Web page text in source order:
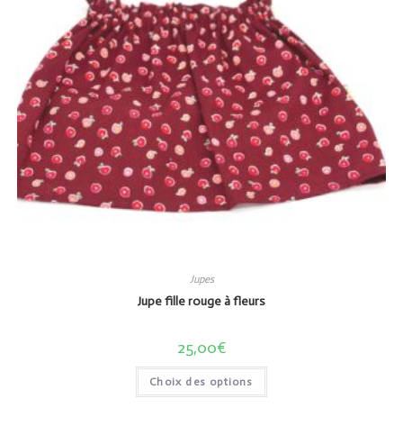
Jupes
Jupe fille rouge à fleurs
25,00€
Choix des options